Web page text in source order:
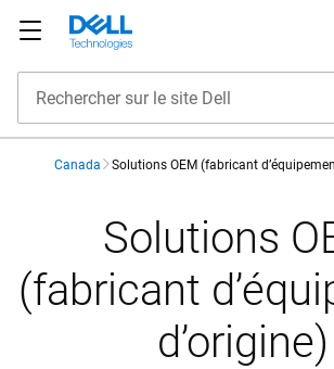
Canada Solutions OEM (fabricant
Solutions
(fabricant
d’origine)